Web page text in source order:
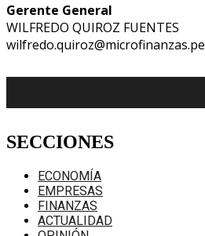
Gerente General
WILFREDO QUIROZ FUENTES
wilfredo.quiroz@microfinanzas.pe
SECCIONES
ECONOMÍA
EMPRESAS
FINANZAS
ACTUALIDAD